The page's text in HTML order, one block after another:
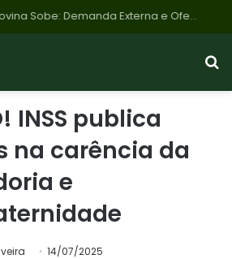
Preço da Carne Bovina Sobe: Demanda Externa e Oferta Controlada Impulsionam Mercado Brasileiro em 2026
INSS publica
na carência da
e
14/07/2025